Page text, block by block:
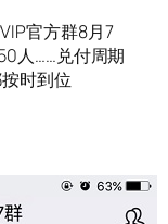
官方群8月7
人……兑付周期
时到位